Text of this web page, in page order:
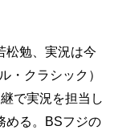
松勉、実況は今
・クラシック）
で実況を担当し
める。BSフジの